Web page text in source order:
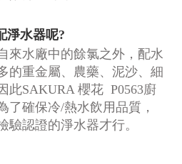
淨水器呢?
來水廠中的餘氯之外，配水
的重金屬、農藥、泥沙、細
此SAKURA 櫻花 P0563廚
了確保冷/熱水飲用品質，
驗認證的淨水器才行。